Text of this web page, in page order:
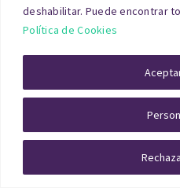
deshabilitar. Puede encontrar
Política de Cookies
terreno, evitando
En zonas rurales de
son indispensables para
Tasación de